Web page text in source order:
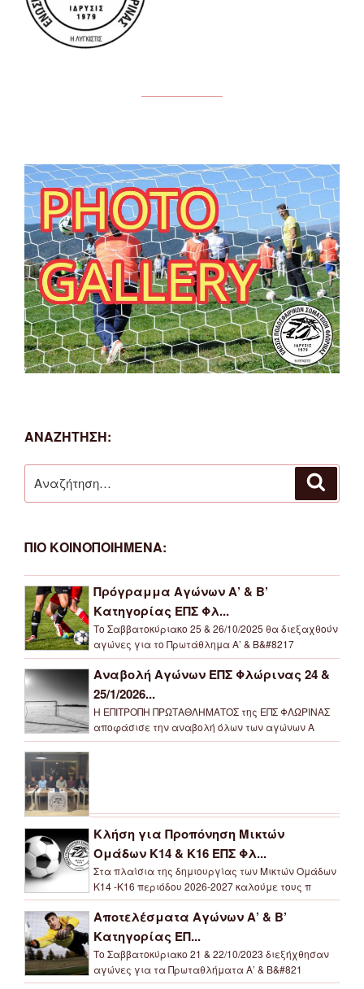
ΑΝΑΖΗΤΗΣΗ:
για:
ΠΙΟ ΚΟΙΝΟΠΟΙΗΜΕΝΑ:
Πρόγραμμα Αγώνων Α’ & Β’
Κατηγορίας ΕΠΣ Φλ...
Το Σαββατοκύριακο 25 & 26/10/2025 θα διεξαχθούν
αγώνες για το Πρωτάθλημα Α’ & Β&#8217
Αναβολή Αγώνων ΕΠΣ Φλώρινας 24 &
25/1/2026...
Η ΕΠΙΤΡΟΠΗ ΠΡΩΤΑΘΛΗΜΑΤΟΣ της ΕΠΣ ΦΛΩΡΙΝΑΣ
αποφάσισε την αναβολή όλων των αγώνων Α
Κλήση για Προπόνηση Μικτών
Ομάδων Κ14 & Κ16 ΕΠΣ Φλ...
Στα πλαίσια της δημιουργίας των Μικτών Ομάδων
Κ14 -Κ16 περιόδου 2026-2027 καλούμε τους π
Αποτελέσματα Αγώνων Α’ & Β’
Κατηγορίας ΕΠ...
Το Σαββατοκύριακο 21 & 22/10/2023 διεξήχθησαν
αγώνες για τα Πρωταθλήματα Α’ & Β&#821